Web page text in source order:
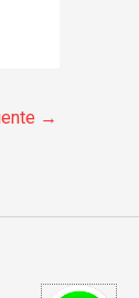
→